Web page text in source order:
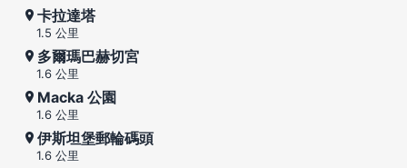
卡拉達塔
1.5 公里
多爾瑪巴赫切宮
1.6 公里
Macka 公園
1.6 公里
伊斯坦堡郵輪碼頭
1.6 公里